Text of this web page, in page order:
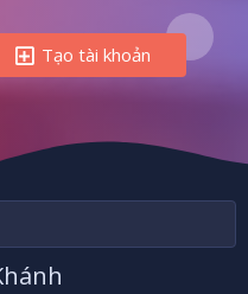
Tạo tài khoản